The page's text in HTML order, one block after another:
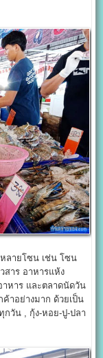
ลายโซน เช่น โซน
สาร อาหารแห้ง
าหาร และตลาดนัดวัน
าอย่างมาก ด้วยเป็น
กวัน , กุ้ง-หอย-ปู-ปลา